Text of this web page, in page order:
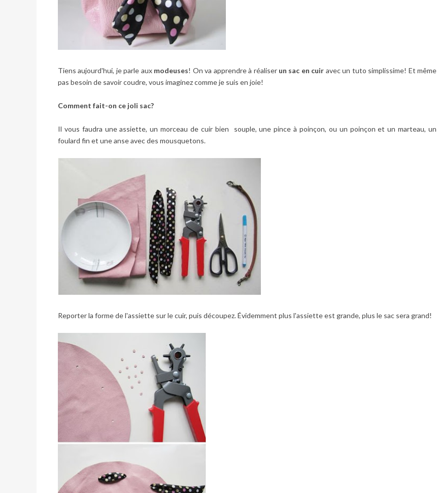
Tiens aujourd'hui, je parle aux modeuses! On va apprendre à réaliserun sac en cuir avec un tuto simplissime! Et même
pas besoin de savoir coudre, vous imaginez comme je suis en joie!
Comment fait-on ce joli sac?
Il vous faudra une assiette, un morceau de cuir bien souple, une pince à poinçon, ou un poinçon et un marteau, un
foulard fin et une anse avec des mousquetons.
Reporter la forme de l'assiette sur le cuir, puis découpez. Évidemment plus l'assiette est grande, plus le sac sera grand!